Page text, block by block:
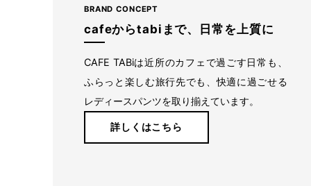
自分に似合うものを知っている人、年齢を重ねるごとに輝く
人に向けて、オンラインショップ「CAFE TABi」は日常・非
日常と分けず、近所のカフェで過ごす日常も、ふらっと楽し
BRAND CONCEPT
cafeからtabiまで、日常を上質に
CAFE TABiは近所のカフェで過ごす日常も、
ふらっと楽しむ旅行先でも、快適に過ごせる
レディースパンツを取り揃えています。
詳しくはこちら